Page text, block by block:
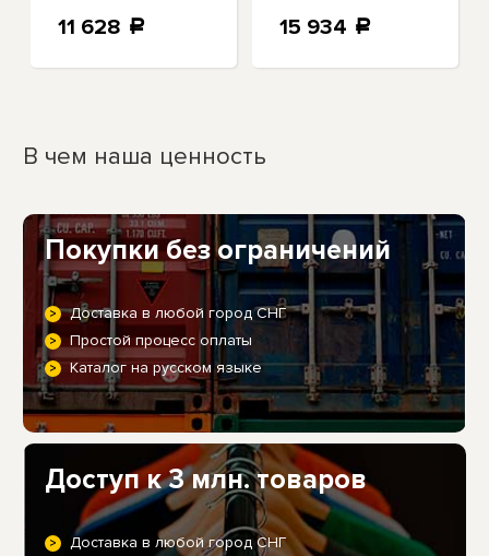
D31186ABR
11 628 a 15 934 a
В чем наша ценность
Покупки без ограничений
Доставка в любой город СНГ
Простой процесс оплаты
Каталог на русском языке
Доступ к 3 млн. товаров
Доставка в любой город СНГ